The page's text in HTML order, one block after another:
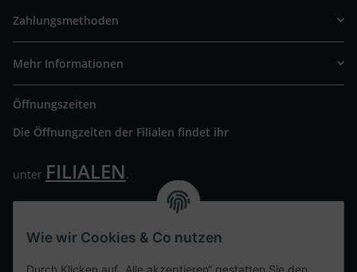
Zahlungsmethoden
Mehr Informationen
Öffnungszeiten
Die Öffnungzeiten der Filialen findet ihr
unter FILIALEN.
Wir freuen uns auf Euren Besuch. Bitte beachtet die
Wie wir Cookies & Co nutzen